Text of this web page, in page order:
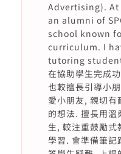
Advertising).
an alumni of
school known
curriculum. I
tutoring
在協助學生完成
也較擅長引導小
愛小朋友, 親切有
的想法. 擅長用溫
生, 較注重鼓勵式
學習. 會準備筆記